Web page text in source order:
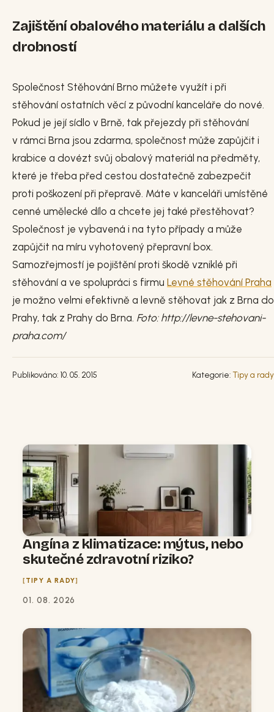
Zajištění obalového materiálu a dalších
drobností
Společnost Stěhování Brno můžete využít i při
stěhování ostatních věcí z původní kanceláře do nové.
Pokud je její sídlo v Brně, tak přejezdy při stěhování
v rámci Brna jsou zdarma, společnost může zapůjčit i
krabice a dovézt svůj obalový materiál na předměty,
které je třeba před cestou dostatečně zabezpečit
proti poškození při přepravě. Máte v kanceláři umístěné
cenné umělecké dílo a chcete jej také přestěhovat?
Společnost je vybavená i na tyto případy a může
zapůjčit na míru vyhotovený přepravní box.
Samozřejmostí je pojištění proti škodě vzniklé při
stěhování a ve spolupráci s firmu Levné stěhování Praha
je možno velmi efektivně a levně stěhovat jak z Brna do
Prahy, tak z Prahy do Brna. Foto: http://levne-stehovani-
praha.com/
Publikováno: 10. 05. 2015 Kategorie:Tipy a rady
Angína z klimatizace: mýtus, nebo
skutečné zdravotní riziko?
TIPY A RADY
01. 08. 2026